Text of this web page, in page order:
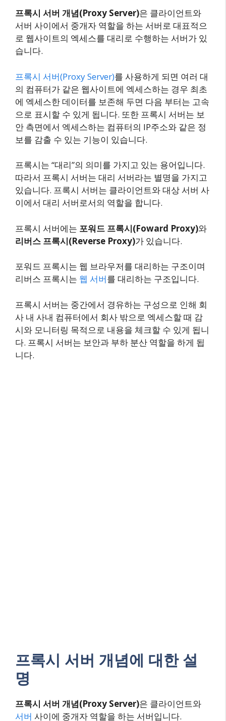
프록시 서버 개념(Proxy Server)은 클라이언트와
서버 사이에서 중개자 역할을 하는 서버로 대표적으
로 웹사이트의 엑세스를 대리로 수행하는 서버가 있
습니다.
프록시 서버(Proxy Server)를 사용하게 되면 여러 대
의 컴퓨터가 같은 웹사이트에 엑세스하는 경우 최초
에 엑세스한 데이터를 보존해 두면 다음 부터는 고속
으로 표시할 수 있게 됩니다. 또한 프록시 서버는 보
안 측면에서 엑세스하는 컴퓨터의 IP주소와 같은 정
보를 감출 수 있는 기능이 있습니다.
프록시는 “대리”의 의미를 가지고 있는 용어입니다.
따라서 프록시 서버는 대리 서버라는 별명을 가지고
있습니다. 프록시 서버는 클라이언트와 대상 서버 사
이에서 대리 서버로서의 역할을 합니다.
프록시 서버에는 포워드 프록시(Foward Proxy)와
리버스 프록시(Reverse Proxy)가 있습니다.
포워드 프록시는 웹 브라우저를 대리하는 구조이며
리버스 프록시는 웹 서버를 대리하는 구조입니다.
프록시 서버는 중간에서 경유하는 구성으로 인해 회
사 내 사내 컴퓨터에서 회사 밖으로 엑세스할 때 감
시와 모니터링 목적으로 내용을 체크할 수 있게 됩니
다. 프록시 서버는 보안과 부하 분산 역할을 하게 됩
니다.
프록시 서버 개념에 대한 설
명
프록시 서버 개념(Proxy Server)은 클라이언트와
서버 사이에 중개자 역할을 하는 서버입니다.